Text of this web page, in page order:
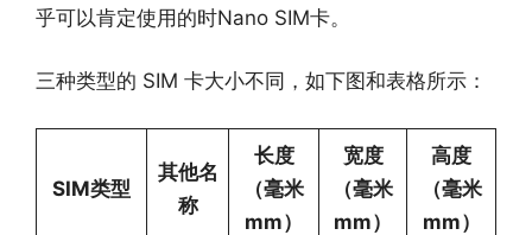
乎可以肯定使用的时Nano SIM卡。
三种类型的 SIM 卡大小不同，如下图和表格所示：
SIM类型
其他名
称
长度
（毫米
mm）
宽度
（毫米
mm）
高度
（毫米
mm）